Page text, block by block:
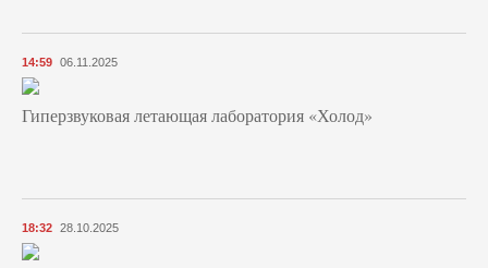
14:59 06.11.2025
Гиперзвуковая летающая лаборатория «Холод»
18:32 28.10.2025